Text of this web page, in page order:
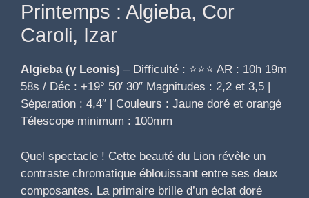
Printemps : Algieba, Cor
Caroli, Izar
Algieba (γ Leonis) – Difficulté : ⭐⭐⭐ AR : 10h 19m
58s / Déc : +19° 50′ 30″ Magnitudes : 2,2 et 3,5 |
Séparation : 4,4″ | Couleurs : Jaune doré et orangé
Télescope minimum : 100mm
Quel spectacle ! Cette beauté du Lion révèle un
contraste chromatique éblouissant entre ses deux
composantes. La primaire brille d’un éclat doré